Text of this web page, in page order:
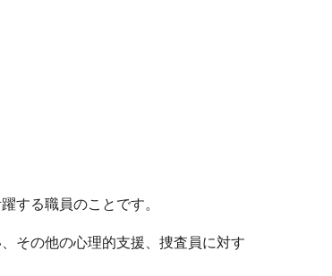
する職員のことです。
その他の心理的支援、捜査員に対す